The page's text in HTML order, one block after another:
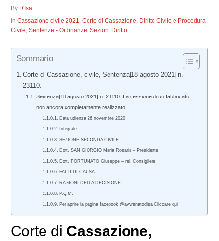
By D'Isa
InCassazione civile 2021,Corte di Cassazione, Diritto Civile e Procedura
Civile,Sentenze - Ordinanze,Sezioni Diritto
Sommario
Corte di Cassazione, civile, Sentenza|18 agosto 2021| n.
23110.
Sentenza|18 agosto 2021| n. 23110. La cessione di un fabbricato
non ancora completamente realizzato
Data udienza 26 novembre 2020
Integrale
SEZIONE SECONDA CIVILE
Dott. SAN GIORGIO Maria Rosaria – Presidente
Dott. FORTUNATO Giuseppe – rel. Consigliere
FATTI DI CAUSA
RAGIONI DELLA DECISIONE
P.Q.M.
Per aprire la pagina facebook @avvrenatodisa Cliccare qui
Corte di Cassazione,